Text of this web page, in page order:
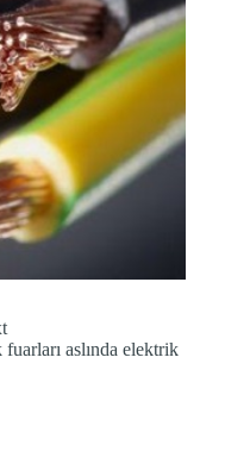
aslında elektrik